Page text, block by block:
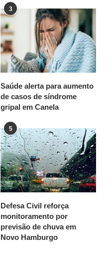
3
Saúde alerta para aumento
de casos de síndrome
gripal em Canela
5
Defesa Civil reforça
monitoramento por
previsão de chuva em
Novo Hamburgo